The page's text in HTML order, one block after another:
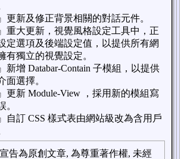
更新及修正背景相關的對話元件。
重大更新，視覺風格設定工具中，正
定選項及後端設定值，以提供所有網
有獨立的視覺設定。
新增 Databar-Contain 子模組，以提供
面選擇。
更新 Module-View ，採用新的模組寫
。
自訂 CSS 樣式表由網站級改為含用戶
告為原創文章, 為尊重著作權, 未經